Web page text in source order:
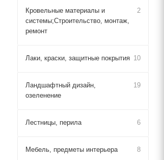
Кровельные материалы и
системы;Строительство, монтаж,
ремонт
2
Лаки, краски, защитные покрытия 10
Ландшафтный дизайн,
озеленение
19
Лестницы, перила 6
Мебель, предметы интерьера 8